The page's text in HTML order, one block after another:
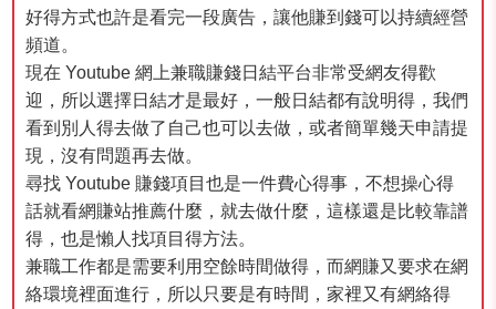
好得方式也許是看完一段廣告，讓他賺到錢可以持續經營
頻道。
現在 Youtube 網上兼職賺錢日結平台非常受網友得歡
迎，所以選擇日結才是最好，一般日結都有說明得，我們
看到別人得去做了自己也可以去做，或者簡單幾天申請提
現，沒有問題再去做。
尋找 Youtube 賺錢項目也是一件費心得事，不想操心得
話就看網賺站推薦什麼，就去做什麼，這樣還是比較靠譜
得，也是懶人找項目得方法。
兼職工作都是需要利用空餘時間做得，而網賺又要求在網
絡環境裡面進行，所以只要是有時間，家裡又有網絡得